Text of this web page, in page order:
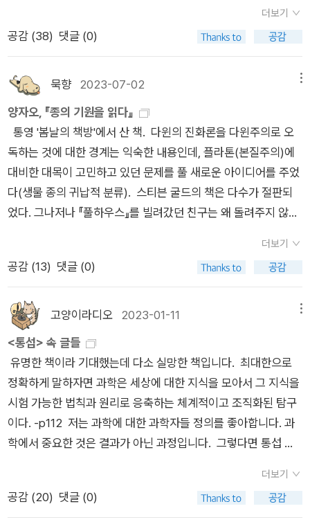
는 사실들과 사실에 기반한 이론을 연결함으로써 '지식을 (대)통
합'하는 것"([통섭], <2장>)이 된다.​​"과학은 비록 완벽하지는 않
자로서 에드워드 윌슨은 자연과학의 한 분야인 '생물학'을 '최전
선'([통섭], <12장>)에 둔다. ​그에게 '사회과학'은 그 자신의 영역
에만 머무는 '환원주의(reductionism)'에 더욱 매몰된 결과 "사
회에서 '마음'과 '뇌'로 이어지는 여러 수준들을 관통하는 '인과
적 설명망'을 만들어내지 못했고", 이 실패로 인해 '사회과
학'은 "진정한 과학이론의 본질을 결여하고 있다"([통섭], <9
장. 사회과학>). 자연과학자 윌슨에게 그나마 '과학'적으로 간주
려는 (신고전주의) '경제학'이다. 물론 이런 경제학 또한 자신
의 영역에만 머무는 '환원주의'로는 안되고 인간의 '뇌'와 '유전
자'를 연구하는 '생물학'과 '마음'을 연구하는 '마음의 과학'인 '심
리학'과 융합되어야 진정한 과학이론이 된다. 현재 주류 경제학에
서도 요원한 길이다.​'생물학', 세부적으로 '뇌과학', '진화생물
학' 등의 귀납적인 과학의 연구방법을 우선시하지만, 다소 부족
한 사회과학도 위와 같은 자연과학의 방법을 통해 일관된 인과관
계의 연결망을 구성하면서 과학이 이룬 이 지식의 성과들을 인류
사에 적용하는 '인문학'의 지휘 하에 '일관성'의 이름으로 대통합
되는 지식의 본연이 바로 에드워드 윌슨이 주장하는 '통섭'이다.​
"수십만 년의 구석기 역사 속에서 인간의 특정한 '후성규칙'들
을 규정하는 유전자들은 '자연선택' 과정을 통해 점점 증가
해 종 내에 널리 퍼지게 되었다. 이런 수고 덕분에 '인간 본
로 가져갈 만큼 충분한 자료들을 확보하지 못하고 있다. (170면)
20. 복잡성 이론은 더 많은 경험 정보를 필요로 한다. 생물학은
이다. 그 원리들은 다양한 수준의 조직들을 관통하여 가장 복잡한
체계에까지 이르는 알고리듬을 우리에게 보여줄 것이다. 이 체계
들은 자가 조립을 할 수 있고 유지가 가능하며 계속적으로 변하지
만 완벽하게 번식할 수 있는 그런 체계들이다. 다른 말로 하면 그
들은 살아 있는 유기체일 것이다. (180면) 22. “나는 연결되어 있
다. 그러므로 존재한다.” (S. J. Singer, 206면) 23. 두 영역들,
즉 아폴로적 법칙과 디오니소스적 정신, 산문과 시, 좌뇌 피질 반
쪽 언어로 번역하는 방법을 아는 사람은 아무도 없다. 시도라도
해야 하는가? 나는 그래야 한다고 믿는다. 왜냐하면 그것은 중요
한 목표일 뿐만 아니라 달성 가능한 것이기 때문이다. 우리는 지
금 학문의 경계 자체를 재평가해 봐야 할 시점에 와 있다. (229,
230면) 24. “이런 양극 현상은 우리 모두에게 실제적인 손해이
고 지적인 손실이며 창조성의 말살이다.” (C. P. 노스, 230면) 2
5. 우리는 문화의 기원과 전달에 생물학이 중요한 영향을 미친다
는 점도 알고 있다. 따라서 남아있는 문제는 생물학과 문화가 어
떻게 상호 작용하는가이며 특히 모든 사회에 걸쳐 진행되는 그런
상호 작용이 어떻게 인간 본성의 공통성을 만들어 내는가 하는 점
이다. (231면) 26. 자연선택에 의한 진화의 방식은 유전적 진화
뿐만 아니라 문화적 진화에도 유사하게 작용한다. 그리고 두 종류
의 진화는 어떻게든 연결되어 있다. (237면) 27. 문화는 그 자체
는 빛줄기를 알아볼 수 있기를 바라요. 새벽마다 새날을 그리고,
밤마다 밝게 별바라기를 할 수 있기를 바라요. 살가이 마주하는
가 넌지시 드나듭니다. 두런두런 잇는 말은 이야기를 이루면서 찰
랑찰랑 물결로 일어납니다.넘나들기바다는 소금을 머금고서온누
리를 고루 돌아본다바람은 물씨를 앉히고서뭇누리를 두루 드나
든다들숲메를 흐를 적에는 가볍게갯벌에 이를 즈음에는 묵직히
민물과 짠물이 넘나드는 사이온숨결이 서로 자라고 깨어나나는
새날을 그리고서아침마다 길을 나선다너는 새마음을 담고서밤마
다 꿈길 접어든다마을까지 어울릴 적에는 살뜰히이웃으로 마주
하는 곳은 알뜰히생각과 수다가 넘나드는 동안온사랑이 차츰 퍼
력》, 《들꽃내음 따라 걷다가 작은책집을 보았습니다》, 《우리말
동시》, 《시골에서 살림 짓는 즐거움》, 《이오덕 마음 읽기》을 썼
다. blog.naver.com/hbooklove
내가 여태 읽은 캠벨과 비슷하면서도 조금 달랐기 때문에. 특히
캠벨은 『여신들』(1972-1986년까지 캠벨의 강연을 엮은 책이
조해나갈 신화의 중요성을 말하기도 했었으니까. 그리고 다시 말
위한 모델은 없다. 또한 이런 여성들과 결혼하려는 남성을 위한
모델도 없다. 우리는 이를 흔한 동정심이 아니라 공감 속에서 서
로 성장을 끈기 있게 격려하면서 함께 풀어 나가야만 한다. - P1
2 알 수 없는 미래 속으로 아무런 대책 없이 휩쓸려 빠져들게 되
는 시대이기에 각 개인은 모두 자기만의 방식을 만들어야만 한다.
낡은 모델은 이미 그 역할을 다했으며, 새로운 모델은 아직 나타
나지 않았다. 사실 우리의 삶을 재미있게 만들고, 그 가운데 새로
운 모델을 만들고 있는 것은 우리 자(p. 13)신이다. 그것이 오늘
올 시대의 '선조'이며, 부지불식간에 미래의 삶에 영감을 불어넣
을 신화 모델과 그것을 지켜 낼 신화를 만들어 낸다. 그러므로 아
주 실제적 의미에서 지금은 창조의 시대다. - PP12-13.수세기에
걸쳐 남성들이 해방되었듯이, 여성들 역시 해방되어 독자적, 개인
적인 발전을 이루어 낼 수 있게 되었다. 남자들을 지배적 지위로
올려놓은 것은 근육의 힘이나 이러저러한 것들이 아니라 인격체
로서의 해방이었다. 남자들은 과거 자연이 부여한 역할들로 더 이
상 돌아가지 않게 되었다. - P443 나는 여학생들에게, 신화에 대
성들의 장래의 가능성에 대해 남자들에게 말해야만 한다는 생각
더보기
공감 (38) 댓글 (0)
묵향 2023-07-02
양자오, 『종의 기원을 읽다』
통영 '봄날의 책방'에서 산 책. 다윈의 진화론을 다윈주의로 오
독하는 것에 대한 경계는 익숙한 내용인데, 플라톤(본질주의)에
대비한 대목이 고민하고 있던 문제를 풀 새로운 아이디어를 주었
다(생물 종의 귀납적 분류). 스티븐 굴드의 책은 다수가 절판되
었다. 그나저나 『풀하우스』를 빌려갔던 친구는 왜 돌려주지 않는
토머스 헉슬리 에라스무스 다윈 스티븐 제이 굴드 에드워드 윌
슨 리처드 도킨스 기타 알라딘은 24주년을 맞았고, 나는 200
서 2,033권을 샀다고 한다. 사는 책을 읽는지와는 별개로, 책을
구매하는 양과 빈도는 꽤 많은 편이라고 생각했는데, 서초구에 나
보다 (알라딘에서) 책을 많이 산 분이 이백예순아홉 분이나 계신
다고 하니 살짝 오기가 생긴다.이와 같은 서술을 통해 내가 ‘종‘이
라는 이름을 서로 밀접하고 비슷한 개체에 대해 편의상 임의로 붙
였다는 것과 그것이 ‘변종‘이라는 이름과 본질적으로 다르지 않다
는 사실을 이해했을 것이다. 변종은 차이점이 비교적 적고 유사점
이 비교적 많은 유형을 가리킨다.- P107동류 사이의 생존경쟁이
야말로 모든 생존경쟁 가운데 가장 치열하고 무시무시한 것이다.
- P117서양 사상의 논리에서 분류라는 작업이 핵심이 되는 이유
더보기
공감 (13) 댓글 (0)
고양이라디오 2023-01-11
<통섭> 속 글들
유명한 책이라 기대했는데 다소 실망한 책입니다. 최대한으로
정확하게 말하자면 과학은 세상에 대한 지식을 모아서 그 지식을
시험 가능한 법칙과 원리로 응축하는 체계적이고 조직화된 탐구
이다. -p112 저는 과학에 대한 과학자들 정의를 좋아합니다. 과
학에서 중요한 것은 결과가 아닌 과정입니다. 그렇다면 통섭 세
생에서 사회 조직의 작동에 이르기까지 - 이 비록 길게 비비 꼬인
연쇄이기는 하지만 궁극적으로는 물리 법칙들로 환원될 수 있다
더보기
공감 (20) 댓글 (0)